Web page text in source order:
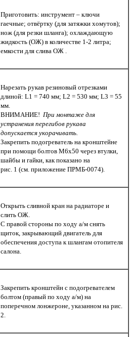
Приготовить: инструмент – ключи
гаечные; отвёртку (для затяжки хомутов);
нож (для резки шланга); охлаждающую
жидкость (ОЖ) в количестве 1-2 литра;
емкости для слива ОЖ .
Нарезать рукав резиновый отрезками
длиной: L1 = 740 мм; L2 = 530 мм; L3 = 55
мм.
ВНИМАНИЕ! При монтаже для
устранения перегибов рукава
допускается укорачивать.
Закрепить подогреватель на кронштейне
при помощи болтов М6х50 через втулки,
шайбы и гайки, как показано на
рис. 1 (см. приложение ПРМБ-0074).
Открыть сливной кран на радиаторе и
слить ОЖ.
С правой стороны по ходу а/м снять
щиток, закрывающий двигатель для
обеспечения доступа к шлангам отопителя
салона.
Закрепить кронштейн с подогревателем
болтом (правый по ходу а/м) на
поперечном лонжероне, указанном на рис.
2.